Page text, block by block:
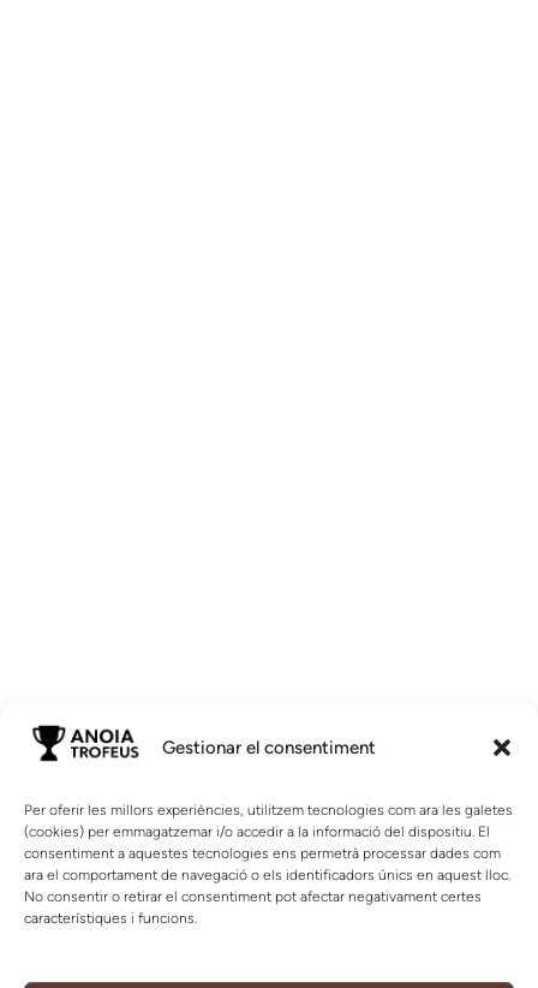
Gestionar el consentiment
Per oferir les millors experiències, utilitzem tecnologies com ara les galetes
(cookies) per emmagatzemar i/o accedir a la informació del dispositiu. El
consentiment a aquestes tecnologies ens permetrà processar dades com
ara el comportament de navegació o els identificadors únics en aquest lloc.
No consentir o retirar el consentiment pot afectar negativament certes
característiques i funcions.